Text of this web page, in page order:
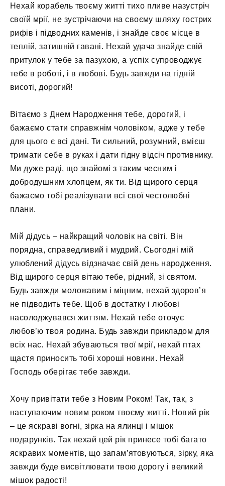
Нехай корабель твоєму житті тихо пливе назустріч
своїй мрії, не зустрічаючи на своєму шляху гострих
рифів і підводних каменів, і знайде своє місце в
теплій, затишній гавані. Нехай удача знайде свій
притулок у тебе за пазухою, а успіх супроводжує
тебе в роботі, і в любові. Будь завжди на гідній
висоті, дорогий!
Вітаємо з Днем Народження тебе, дорогий, і
бажаємо стати справжнім чоловіком, адже у тебе
для цього є всі дані. Ти сильний, розумний, вмієш
тримати себе в руках і дати гідну відсіч противнику.
Ми дуже раді, що знайомі з таким чесним і
добродушним хлопцем, як ти. Від щирого серця
бажаємо тобі реалізувати всі свої честолюбні
плани.
Мій дідусь – найкращий чоловік на світі. Він
порядна, справедливий і мудрий. Сьогодні мій
улюблений дідусь відзначає свій день народження.
Від щирого серця вітаю тебе, рідний, зі святом.
Будь завжди моложавим і міцним, нехай здоров’я
не підводить тебе. Щоб в достатку і любові
насолоджувався життям. Нехай тебе оточує
любов’ю твоя родина. Будь завжди прикладом для
всіх нас. Нехай збуваються твої мрії, нехай птах
щастя приносить тобі хороші новини. Нехай
Господь оберігає тебе завжди.
Хочу привітати тебе з Новим Роком! Так, так, з
наступаючим новим роком твоєму житті. Новий рік
– це яскраві вогні, зірка на ялинці і мішок
подарунків. Так нехай цей рік принесе тобі багато
яскравих моментів, що запам’ятовуються, зірку, яка
завжди буде висвітлювати твою дорогу і великий
мішок радості!